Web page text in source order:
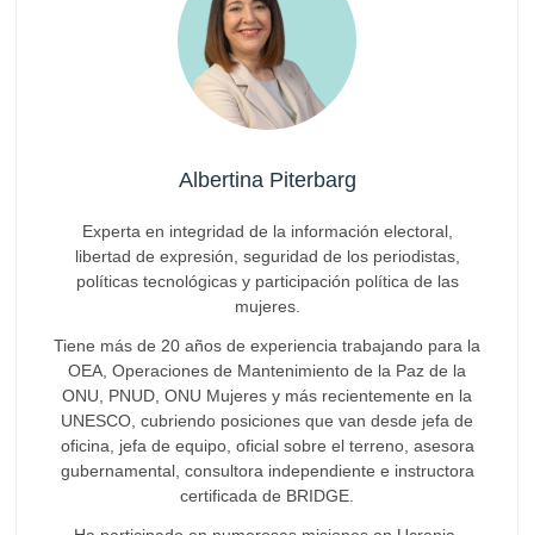
Albertina Piterbarg
Experta en integridad de la información electoral,
libertad de expresión, seguridad de los periodistas,
políticas tecnológicas y participación política de las
mujeres.
Tiene más de 20 años de experiencia trabajando para la
OEA, Operaciones de Mantenimiento de la Paz de la
ONU, PNUD, ONU Mujeres y más recientemente en la
UNESCO, cubriendo posiciones que van desde jefa de
oficina, jefa de equipo, oficial sobre el terreno, asesora
gubernamental, consultora independiente e instructora
certificada de BRIDGE.